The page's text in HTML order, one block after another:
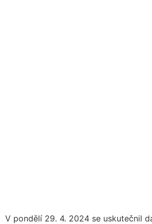
V pondělí 29. 4. 2024 se uskutečnil